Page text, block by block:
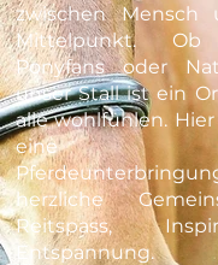
zwischen
Mittelpunkt. Ob
Ponyfans oder
unser Stall ist ein
alle wohlfühlen.
eine
herzliche
Reitspass,
Entspannung.